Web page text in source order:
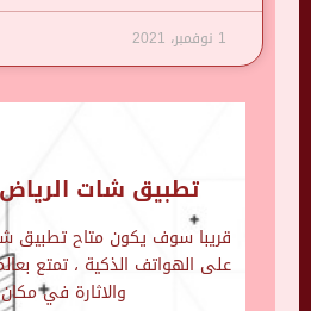
1 نوفمبر، 2021
تطبيق شات
قريبا سوف يكون متاح تطبيق
على الهواتف الذكية ، تمتع
والاثارة في